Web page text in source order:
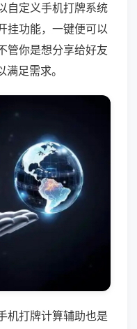
自定义手机打牌系统
挂功能，一键便可以
管你是想分享给好友
足需求。
机打牌计算辅助也是